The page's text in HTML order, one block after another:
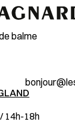
balme
14h-18h